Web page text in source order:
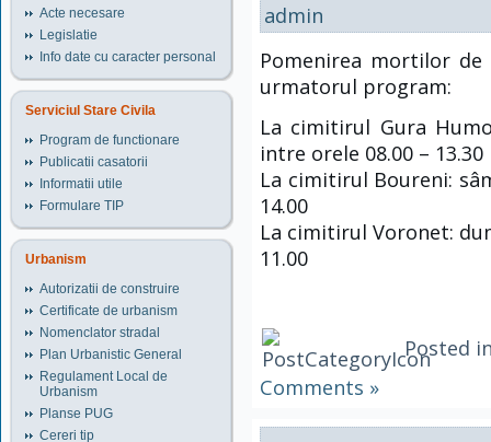
Acte necesare
Legislatie
Info date cu caracter personal
Serviciul Stare Civila
Program de functionare
Publicatii casatorii
Informatii utile
Formulare TIP
Urbanism
Autorizatii de construire
Certificate de urbanism
Nomenclator stradal
Plan Urbanistic General
Regulament Local de
Urbanism
Planse PUG
Cereri tip
admin
Pomenirea mortilor de
urmatorul program:
La cimitirul Gura
intre orele 08.00 – 13.30
La cimitirul Boureni:
14.00
La cimitirul Voronet:
11.00
Posted
Comments »